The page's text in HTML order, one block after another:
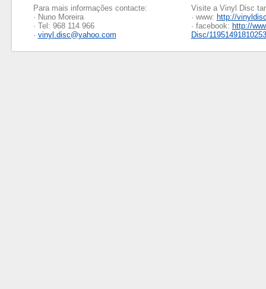
Para mais informações contacte:
· Nuno Moreira
· Tel: 968 114 966
· vinyl.disc@yahoo.com
Visite a Vinyl Disc
· www: http://
· facebook: http://
Disc/